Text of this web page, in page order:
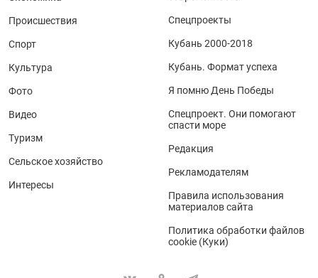
Происшествия
Спорт
Культура
Фото
Видео
Туризм
Сельское хозяйство
Интересы
Спецпроекты
Кубань 2000-2018
Кубань. Формат успеха
Я помню День Победы
Спецпроект. Они помогают
спасти море
Редакция
Рекламодателям
Правила использования
материалов сайта
Политика обработки файлов
cookie (Куки)